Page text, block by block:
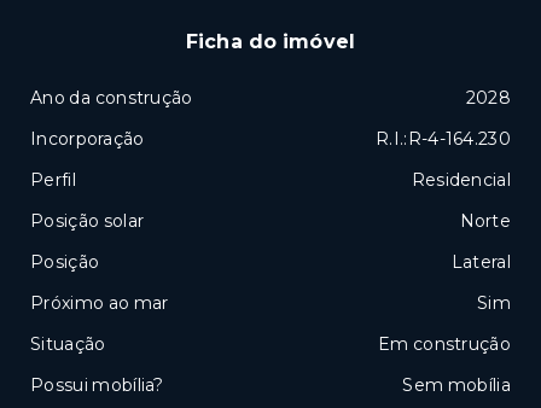
Ficha do imóvel
Ano da construção
2028
Incorporação
R.I.:R-4-164.230
Perfil
Residencial
Posição solar
Norte
Posição
Lateral
Próximo ao mar
Sim
Situação
Em construção
Possui mobília?
Sem mobília